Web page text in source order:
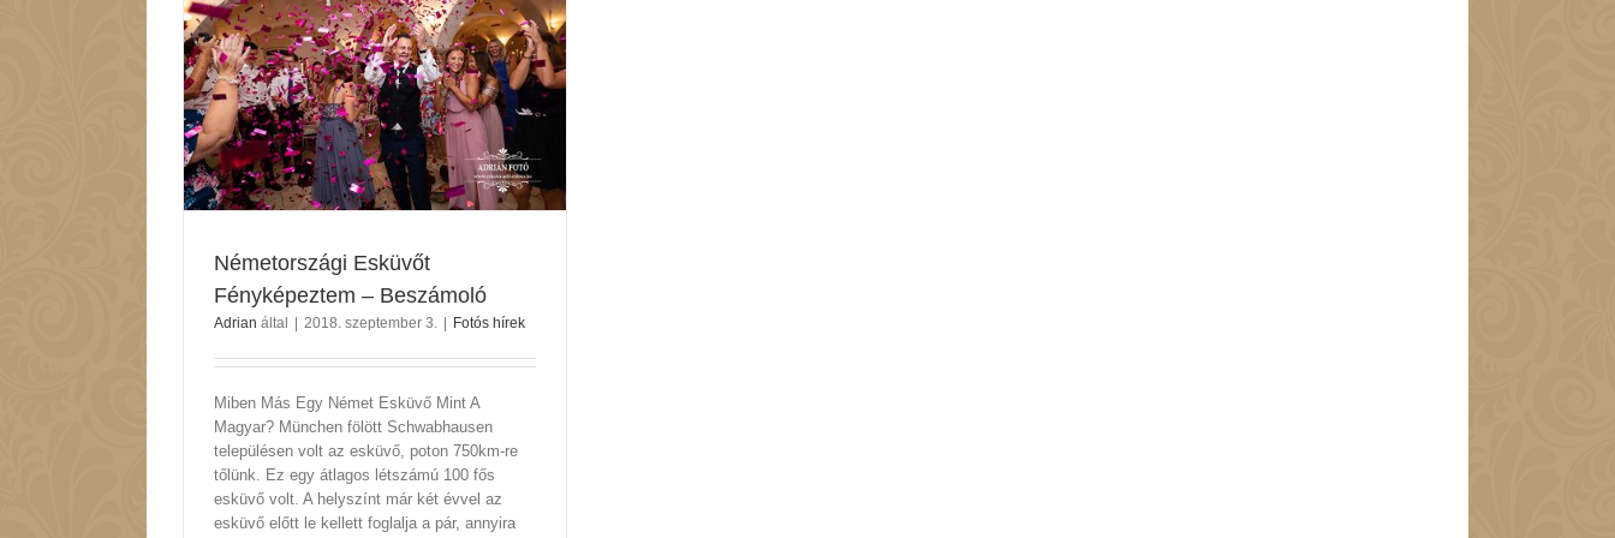
Németországi Esküvőt
Fényképeztem – Beszámoló
Adrian által | 2018. szeptember 3. | Fotós hírek
Miben Más Egy Német Esküvő Mint A
Magyar? München fölött Schwabhausen
településen volt az esküvő, poton 750km-re
tőlünk. Ez egy átlagos létszámú 100 fős
esküvő volt. A helyszínt már két évvel az
esküvő előtt le kellett foglalja a pár, annyira